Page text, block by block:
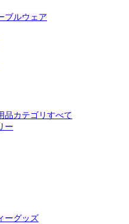
ブルウェア
品カテゴリすべて
ー
ーグッズ